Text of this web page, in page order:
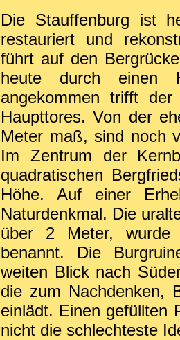
Die Stauffenburg ist
restauriert und
führt auf den
heute durch einen
angekommen trifft
Haupttores. Von der
Meter maß, sind noch
Im Zentrum der
quadratischen
Höhe. Auf einer
Naturdenkmal. Die
über 2 Meter, wurde
benannt. Die
weiten Blick nach
die zum Nachdenken,
einlädt. Einen gefüllten
nicht die schlechteste